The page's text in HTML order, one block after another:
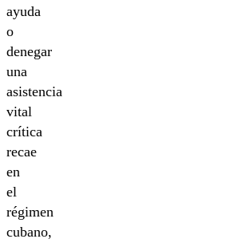
ayuda
o
denegar
una
asistencia
vital
crítica
recae
en
el
régimen
cubano,